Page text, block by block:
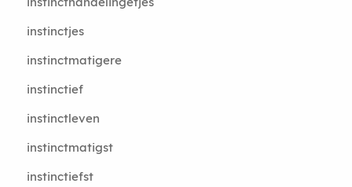
instinctjes
instinctmatigere
instinctief
instinctleven
instinctmatigst
instinctiefst